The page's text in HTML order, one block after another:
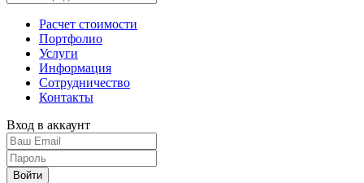
Расчет стоимости
Портфолио
Услуги
Информация
Сотрудничество
Контакты
Вход в аккаунт
Войти